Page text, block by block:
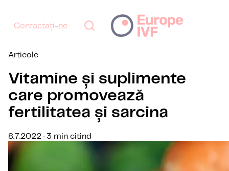
Contactați-ne
Articole
Vitamine și suplimente
care promovează
fertilitatea și sarcina
8.7.2022 · 3 min citind